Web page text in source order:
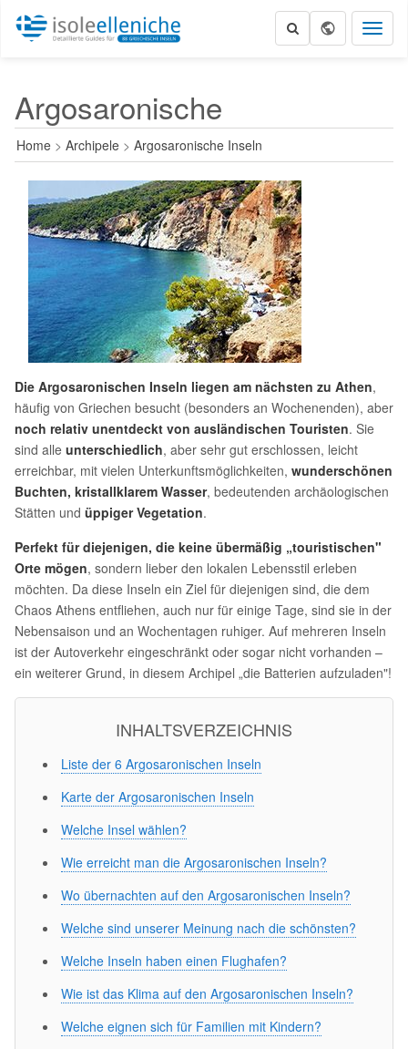
Argosaronische
Home > Archipele > Argosaronische Inseln
Die Argosaronischen Inseln liegen am nächsten zu Athen,
häufig von Griechen besucht (besonders an Wochenenden), aber
noch relativ unentdeckt von ausländischen Touristen. Sie
sind alle unterschiedlich, aber sehr gut erschlossen, leicht
erreichbar, mit vielen Unterkunftsmöglichkeiten, wunderschönen
Buchten, kristallklarem Wasser, bedeutenden archäologischen
Stätten und üppiger Vegetation.
Perfekt für diejenigen, die keine übermäßig „touristischen"
Orte mögen, sondern lieber den lokalen Lebensstil erleben
möchten. Da diese Inseln ein Ziel für diejenigen sind, die dem
Chaos Athens entfliehen, auch nur für einige Tage, sind sie in der
Nebensaison und an Wochentagen ruhiger. Auf mehreren Inseln
ist der Autoverkehr eingeschränkt oder sogar nicht vorhanden –
ein weiterer Grund, in diesem Archipel „die Batterien aufzuladen"!
INHALTSVERZEICHNIS
Liste der 6 Argosaronischen Inseln
Karte der Argosaronischen Inseln
Welche Insel wählen?
Wie erreicht man die Argosaronischen Inseln?
Wo übernachten auf den Argosaronischen Inseln?
Welche sind unserer Meinung nach die schönsten?
Welche Inseln haben einen Flughafen?
Wie ist das Klima auf den Argosaronischen Inseln?
Welche eignen sich für Familien mit Kindern?